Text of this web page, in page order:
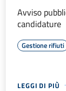
Avviso
candidature
Gestione rifiuti
LEGGI DI PIÙ